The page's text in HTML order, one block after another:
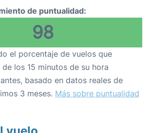
de puntualidad:
98
el porcentaje de vuelos que
los 15 minutos de su hora
basado en datos reales de
3 meses. Más sobre puntualidad